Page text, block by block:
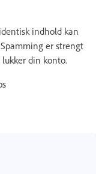
indhold kan
er strengt
din konto.